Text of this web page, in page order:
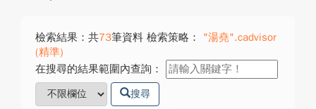
檢索結果：共73筆資料 檢索策略：
"湯堯".cadvisor
(精準)
在搜尋的結果範圍內查詢：
搜尋